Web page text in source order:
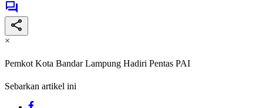
×
Pemkot Kota Bandar Lampung Hadiri Pentas PAI
Sebarkan artikel ini